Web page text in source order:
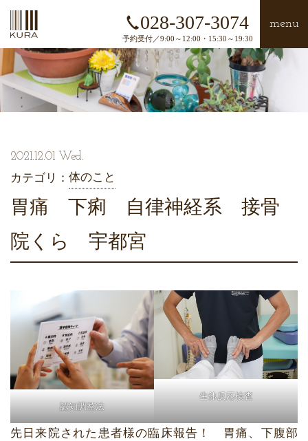
028-307-3074
予約受付／9:00～12:00・15:30～19:30
menu
2021.12.01 Wed.
カテゴリ： 体のこと
胃痛 下痢 自律神経系 接骨
院くら 宇都宮
認知調整法
生体反応検査
先日来院された患者様の臨床報告！ 胃痛、下腹部